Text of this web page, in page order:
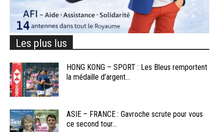
Les plus lus
HONG KONG – SPORT : Les Bleus remportent
la médaille d’argent...
ASIE – FRANCE : Gavroche scrute pour vous
ce second tour...